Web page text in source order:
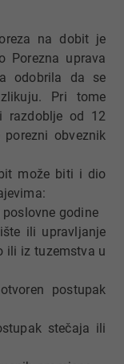
na dobit je
Porezna uprava
odobrila da se
Pri tome
razdoblje od 12
obveznik
može biti i dio
godine
ili upravljanje
ili iz tuzemstva u
postupak
stečaja ili